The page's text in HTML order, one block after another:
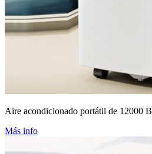
Aire acondicionado portátil de 12000
Más info